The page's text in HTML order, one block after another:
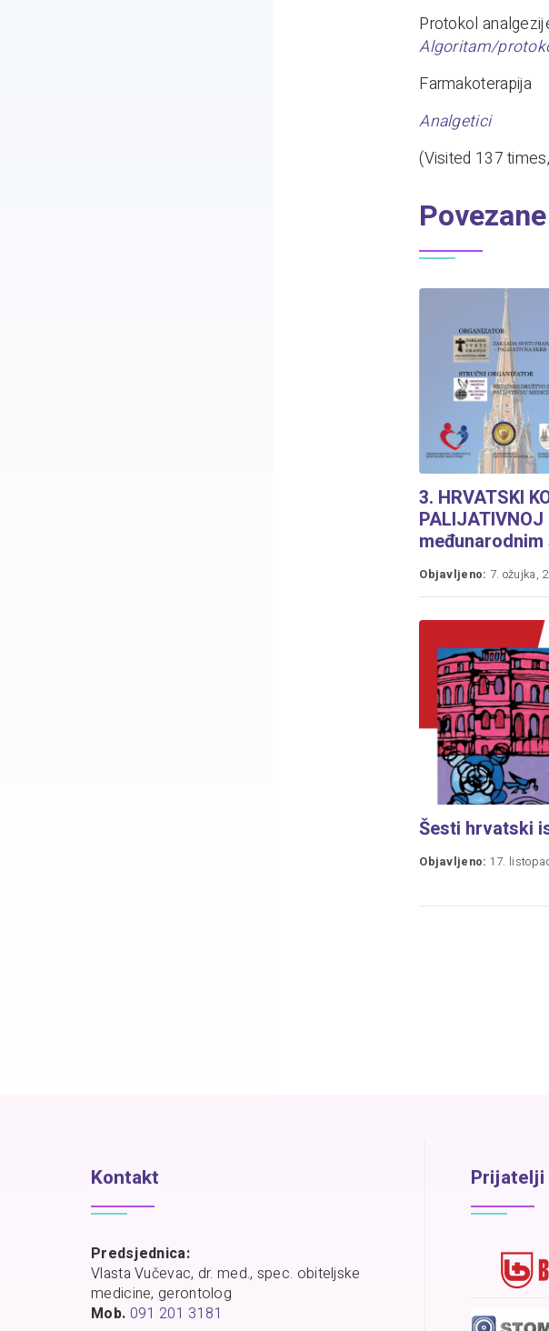
Protokol
Algoritam/
Farmakoterapija
Analgetici
(Visited 137
3. HRVATSKI
PALIJATIVNOJ
Objavljeno: 7. ožujka,
Šesti hrvatski
Objavljeno: 17.
Kontakt
Predsjednica:
Vlasta Vučevac, dr. med., spec. obiteljske
medicine, gerontolog
Mob. 091 201 3181